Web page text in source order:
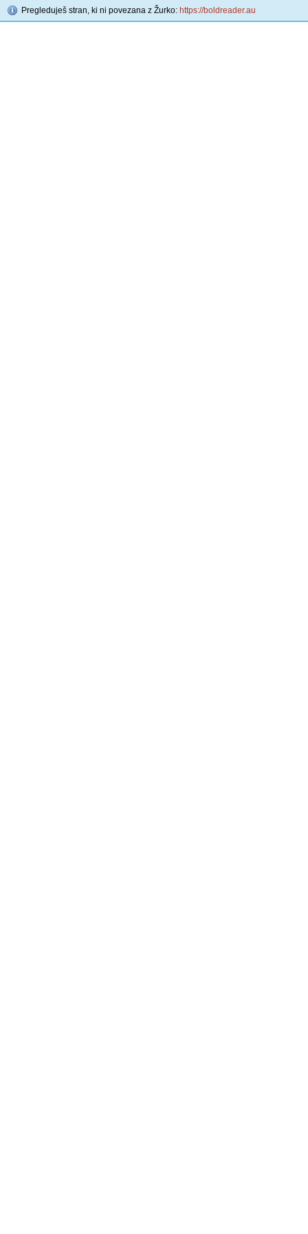
Pregleduješ stran, ki ni povezana z Žurko: https://boldreader.au